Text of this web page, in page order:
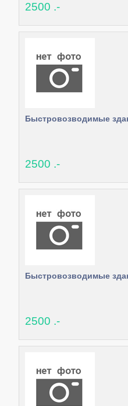
2500 .-
Быстровозводимые
2500 .-
Быстровозводимые
2500 .-